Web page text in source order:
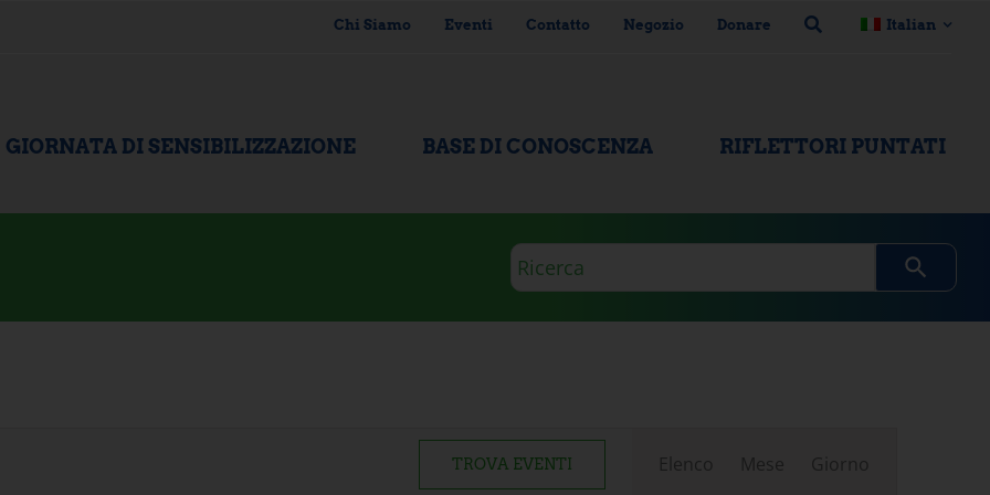
Chi Siamo Eventi Contatto Negozio Donare Italian
GIORNATA DI SENSIBILIZZAZIONE BASE DI CONOSCENZA RIFLETTORI PUNTATI
Domanda
di
ricerca
TROVA EVENTI Elenco Mese Giorno